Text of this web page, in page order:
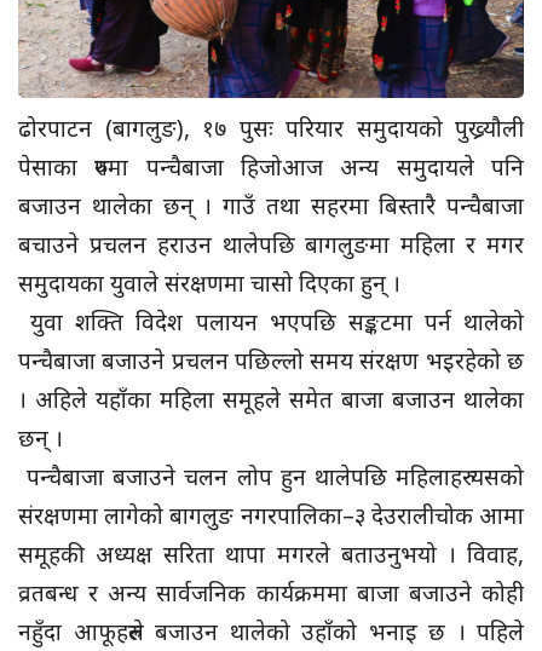
ढोरपाटन (बागलुङ), १७ पुसः परियार समुदायको पुख्र्याैली
पेसाका रुपमा पन्चैबाजा हिजोआज अन्य समुदायले पनि
बजाउन थालेका छन् । गाउँ तथा सहरमा बिस्तारै पन्चैबाजा
बचाउने प्रचलन हराउन थालेपछि बागलुङमा महिला र मगर
समुदायका युवाले संरक्षणमा चासो दिएका हुन् ।
युवा शक्ति विदेश पलायन भएपछि सङ्कटमा पर्न थालेको
पन्चैबाजा बजाउने प्रचलन पछिल्लो समय संरक्षण भइरहेको छ
। अहिले यहाँका महिला समूहले समेत बाजा बजाउन थालेका
छन् ।
पन्चैबाजा बजाउने चलन लोप हुन थालेपछि महिलाहरु यसको
संरक्षणमा लागेको बागलुङ नगरपालिका–३ देउरालीचोक आमा
समूहकी अध्यक्ष सरिता थापा मगरले बताउनुभयो । विवाह,
व्रतबन्ध र अन्य सार्वजनिक कार्यक्रममा बाजा बजाउने कोही
नहुँदा आफूहरुले बजाउन थालेको उहाँको भनाइ छ । पहिले